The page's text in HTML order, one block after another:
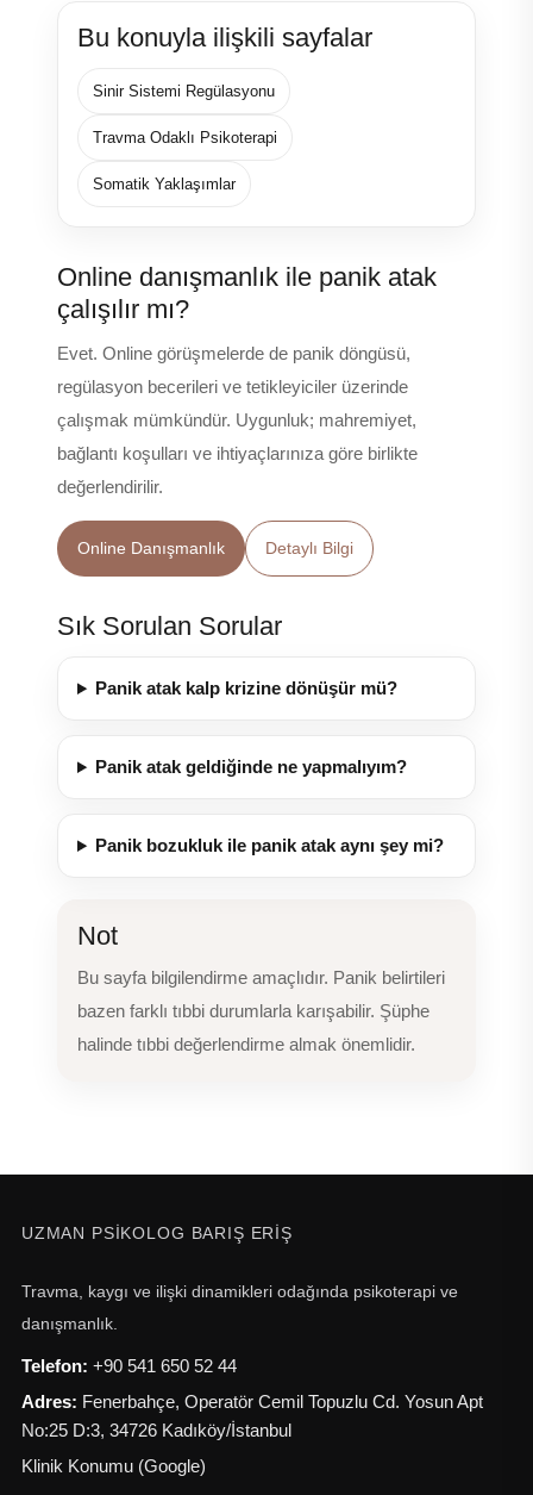
Bu konuyla ilişkili sayfalar
Sinir Sistemi Regülasyonu
Travma Odaklı Psikoterapi
Somatik Yaklaşımlar
Online danışmanlık ile panik atak
çalışılır mı?
Evet. Online görüşmelerde de panik döngüsü,
regülasyon becerileri ve tetikleyiciler üzerinde
çalışmak mümkündür. Uygunluk; mahremiyet,
bağlantı koşulları ve ihtiyaçlarınıza göre birlikte
değerlendirilir.
Online Danışmanlık Detaylı Bilgi
Sık Sorulan Sorular
Panik atak kalp krizine dönüşür mü?
Panik atak geldiğinde ne yapmalıyım?
Panik bozukluk ile panik atak aynı şey mi?
Not
Bu sayfa bilgilendirme amaçlıdır. Panik belirtileri
bazen farklı tıbbi durumlarla karışabilir. Şüphe
halinde tıbbi değerlendirme almak önemlidir.
UZMAN PSIKOLOG BARIŞ ERIŞ
Travma, kaygı ve ilişki dinamikleri odağında psikoterapi ve
danışmanlık.
Telefon: +90 541 650 52 44
Adres: Fenerbahçe, Operatör Cemil Topuzlu Cd. Yosun Apt
No:25 D:3, 34726 Kadıköy/İstanbul
Klinik Konumu (Google)